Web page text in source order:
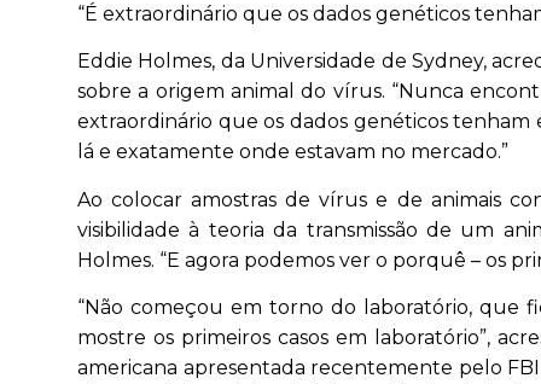
“É extraordinário que os dados genéticos
Eddie Holmes, da Universidade de Sydney,
sobre a origem animal do vírus. “Nunca
extraordinário que os dados genéticos tenham
lá e exatamente onde estavam no mercado.”
Ao colocar amostras de vírus e de animais
visibilidade à teoria da transmissão de um
Holmes. “E agora podemos ver o porquê – os
“Não começou em torno do laboratório, que
mostre os primeiros casos em laboratório”,
americana apresentada recentemente pelo